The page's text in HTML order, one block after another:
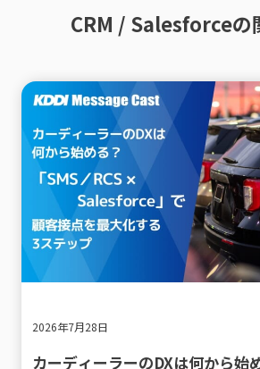
CRM / Salesforceの
2026年7月28日
カーディーラーのDXは何から始